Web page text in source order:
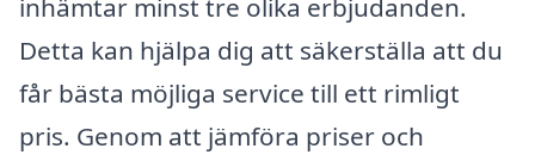
inhämtar minst tre olika erbjudanden.
Detta kan hjälpa dig att säkerställa att du
får bästa möjliga service till ett rimligt
pris. Genom att jämföra priser och